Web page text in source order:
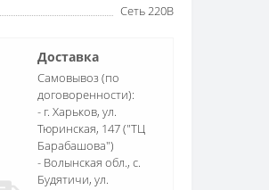
Сеть 220В
Доставка
Самовывоз (по
договоренности):
- г. Харьков, ул.
Тюринская, 147 ("ТЦ
Барабашова")
- Волынская обл., c.
Будятичи, ул.